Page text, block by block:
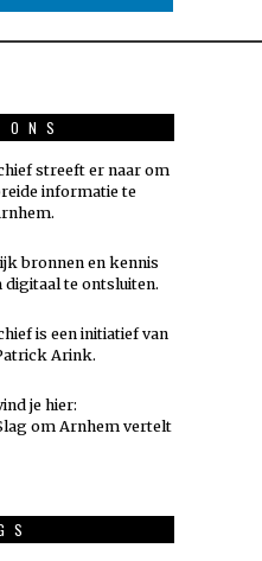
streeft er naar om
informatie te
bronnen en kennis
digitaal te ontsluiten.
is een initiatief van
Arink.
je hier:
om Arnhem vertelt